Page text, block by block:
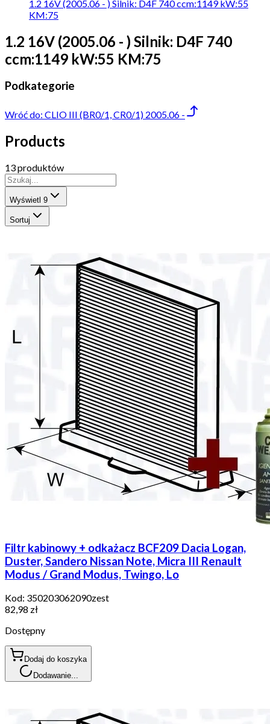
1.2 16V (2005.06 - ) Silnik: D4F 740 ccm:1149 kW:55
KM:75
1.2 16V (2005.06 - ) Silnik: D4F 740
ccm:1149 kW:55 KM:75
Podkategorie
Wróć do: CLIO III (BR0/1, CR0/1) 2005.06 -
Products
13 produktów
Wyświetl 9
Sortuj
Filtr kabinowy + odkażacz BCF209 Dacia Logan,
Duster, Sandero Nissan Note, Micra III Renault
Modus / Grand Modus, Twingo, Lo
Kod: 350203062090zest
82,98 zł
Dostępny
Dodaj do koszyka
Dodawanie...